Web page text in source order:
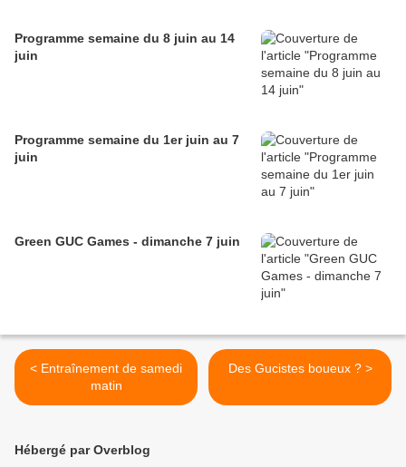
Programme semaine du 8 juin au 14
juin
Programme semaine du 1er juin au 7
juin
Green GUC Games - dimanche 7 juin
< Entraînement de samedi
matin
Des Gucistes boueux ? >
Hébergé par Overblog